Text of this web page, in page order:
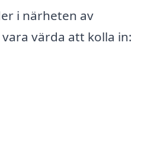
i närheten av
värda att kolla in: